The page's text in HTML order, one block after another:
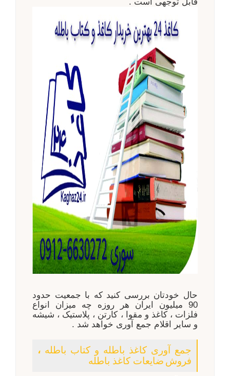
حال خودتان بررسی کنید که با جمعیت حدود
90 میلیون ایران هر روزه چه میزان انواع
فلزات ، کاغذ و مقوا ، کارتن ، پلاستیک ، شیشه
و سایر اقلام جمع آوری خواهد شد .
جمع آوری کاغذ باطله و کتاب باطله ،
فروش ضایعات کاغذ باطله